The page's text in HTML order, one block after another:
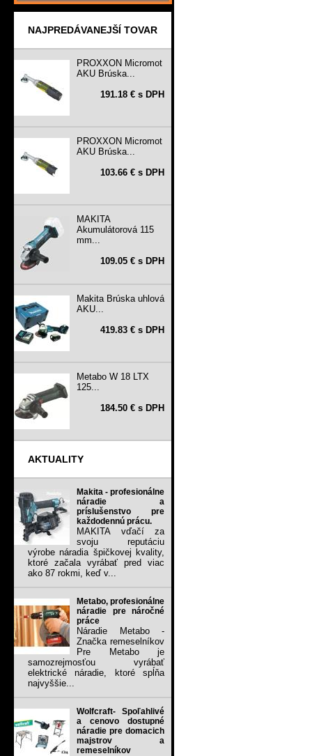
NAJPREDÁVANEJŠÍ TOVAR
PROXXON Micromot
AKU Brúska...
191.18 € s DPH
PROXXON Micromot
AKU Brúska...
103.66 € s DPH
MAKITA
Akumulátorová 115
mm...
109.05 € s DPH
Makita Brúska uhlová
AKU...
419.83 € s DPH
Metabo W 18 LTX
125...
184.50 € s DPH
AKTUALITY
Makita - profesionálne
náradie a
príslušenstvo pre
každodennú prácu.
MAKITA vďačí za
svoju reputáciu
výrobe náradia špičkovej kvality,
ktoré začala vyrábať pred viac
ako 87 rokmi, keď v...
Metabo, profesionálne
náradie pre náročné
práce
Náradie Metabo -
Značka remeselníkov
Pre Metabo je
samozrejmosťou vyrábať
elektrické náradie, ktoré spĺňa
najvyššie...
Wolfcraft- Spoľahlivé
a cenovo dostupné
náradie pre domacich
majstrov a
remeselníkov